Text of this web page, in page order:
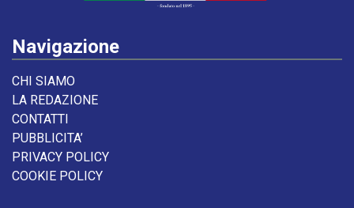
Navigazione
CHI SIAMO
LA REDAZIONE
CONTATTI
PUBBLICITA’
PRIVACY POLICY
COOKIE POLICY